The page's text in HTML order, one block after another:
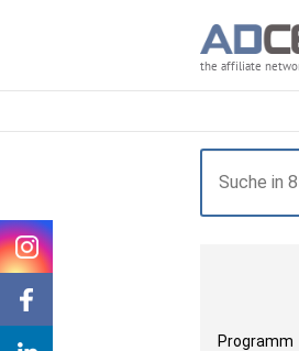
the affiliate
Programm